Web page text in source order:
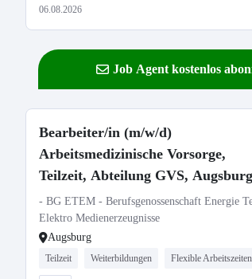
06.08.2026
Job Agent kostenlos
Bearbeiter/in (m/w/d)
Arbeitsmedizinische Vorsorge,
Teilzeit, Abteilung GVS, Augsburg
- BG ETEM - Berufsgenossenschaft Energie
Elektro Medienerzeugnisse
Augsburg
Teilzeit Weiterbildungen Flexible Arbeitszeiten